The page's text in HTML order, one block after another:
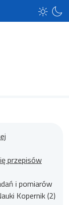
przepisów
i pomiarów
Kopernik (2)